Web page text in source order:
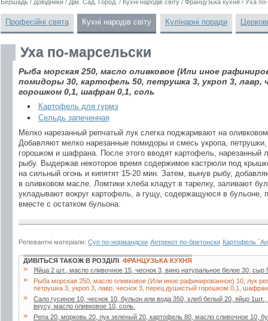
Бершадь / Довідники / Дім. Сад. Город. / Кухні народів світу / Французька кухня / Уха
Професійні свята Кухні народів світу Кулінарні поради
Уха по-марсельски
Рыба морская 250, масло оливковое (Или иное
помидоры 30, картофель 50, петрушка 3, укроп 3, лавр,
горошком 0,1, шафран 0,1, соль
Картофель для гурмэ
Сельдь запеченная
Мелко нарезанный репчатый лук слегка поджаривают на
Добавляют мелко нарезанные помидоры и смесь укропа,
горошком и шафрана. После этого вводят картофель, нарезанный
рыбу. Выдержав некоторое время содержимое кастрюли под
на сильный огонь и кипятят 15-20 мин. Затем, вынув рыбу,
в оливковом масле. Ломтики хлеба кладут в тарелку, заливают
укладывают вокруг картофель, а гущу, содержащуюся в бульоне,
вместе с остатком бульона.
Релевантні матеріали: Суп по-нормандски Антрекот по-бретонски Картофель
ДИВІТЬСЯ ТАКОЖ В РОЗДІЛІ ФРАНЦУЗЬКА КУХНЯ
» Яйца 2 шт., масло сливочное 15, чеснок 3, вино натуральное белое 30,
»
Рыба морская 250, масло оливковое (Или иное рафинированное) 10, лук
петрушка 3, укроп 3, лавр, чеснок 3, перец душистый горошком 0,1,
»
Сало гусиное 10, чеснок 10, бульон или вода 350, хлеб белый 20, яйцо
вкусу, масло оливковое 10, соль.
» Репа 20, морковь 20, лук зеленый 20, картофель 80, масло сливочное 10,